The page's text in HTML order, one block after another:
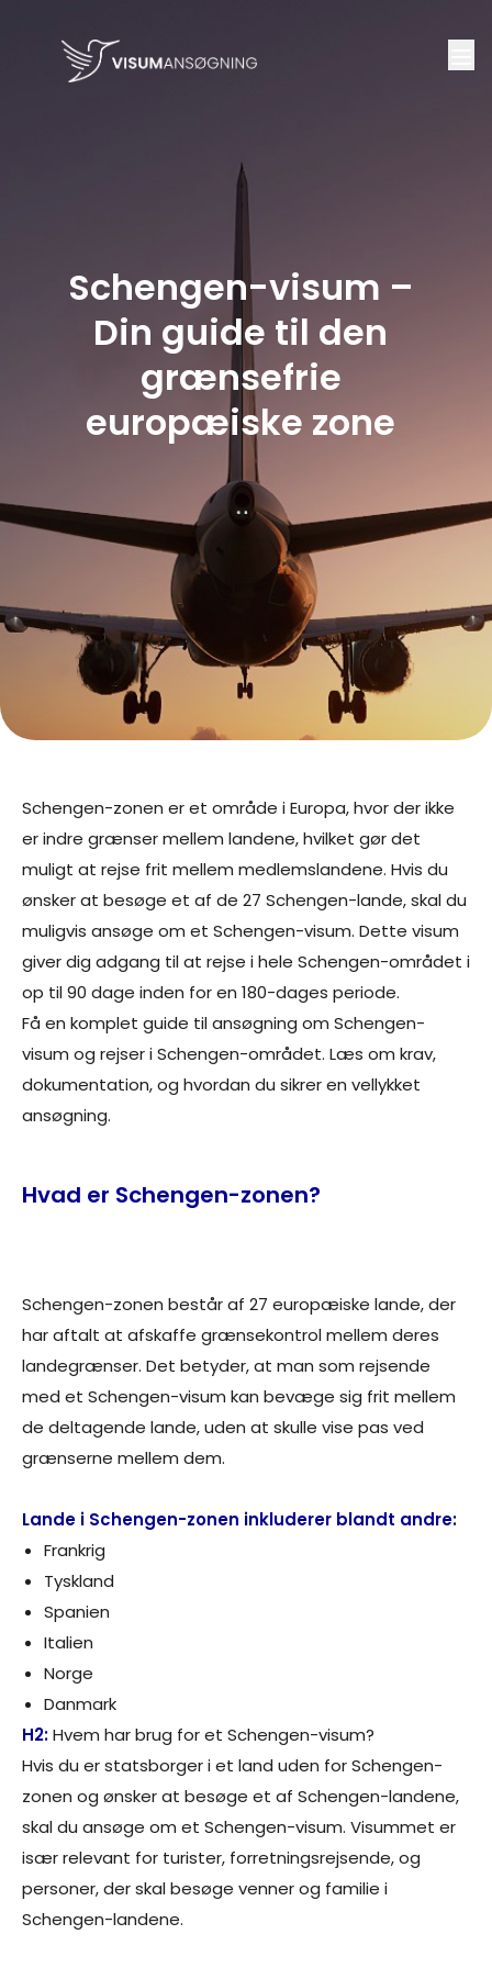
Schengen-visum –
Din guide til den
grænsefrie
europæiske zone
Schengen-zonen er et område i Europa, hvor der ikke
er indre grænser mellem landene, hvilket gør det
muligt at rejse frit mellem medlemslandene. Hvis du
ønsker at besøge et af de 27 Schengen-lande, skal du
muligvis ansøge om et Schengen-visum. Dette visum
giver dig adgang til at rejse i hele Schengen-området i
op til 90 dage inden for en 180-dages periode.
Få en komplet guide til ansøgning om Schengen-
visum og rejser i Schengen-området. Læs om krav,
dokumentation, og hvordan du sikrer en vellykket
ansøgning.
Hvad er Schengen-zonen?
Schengen-zonen består af 27 europæiske lande, der
har aftalt at afskaffe grænsekontrol mellem deres
landegrænser. Det betyder, at man som rejsende
med et Schengen-visum kan bevæge sig frit mellem
de deltagende lande, uden at skulle vise pas ved
grænserne mellem dem.
Lande i Schengen-zonen inkluderer blandt andre:
Frankrig
Tyskland
Spanien
Italien
Norge
Danmark
H2:Hvem har brug for et Schengen-visum?
Hvis du er statsborger i et land uden for Schengen-
zonen og ønsker at besøge et af Schengen-landene,
skal du ansøge om et Schengen-visum. Visummet er
især relevant for turister, forretningsrejsende, og
personer, der skal besøge venner og familie i
Schengen-landene.